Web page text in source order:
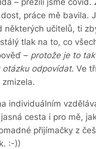
– přežili jsme covid.
práce mě bavila.
některých učitelů, ti
tlak na to, co
– protože je to
otázku odpovídat. Ve
individuálním
cesta i pro mě,
přijímačky z
:-))